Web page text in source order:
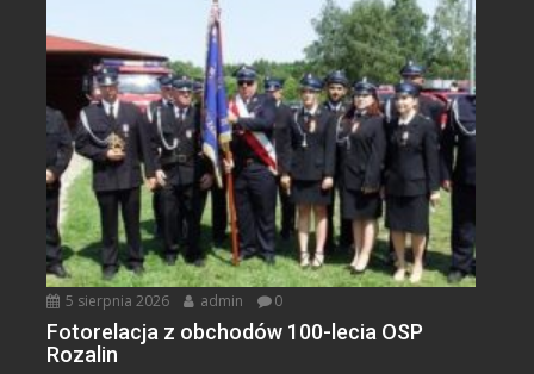
5 sierpnia 2026 admin 0
Fotorelacja z obchodów 100-lecia OSP
Rozalin